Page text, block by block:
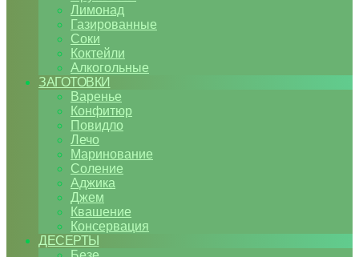
Лимонад
Газированные
Соки
Коктейли
Алкогольные
ЗАГОТОВКИ
Варенье
Конфитюр
Повидло
Лечо
Маринование
Соление
Аджика
Джем
Квашение
Консервация
ДЕСЕРТЫ